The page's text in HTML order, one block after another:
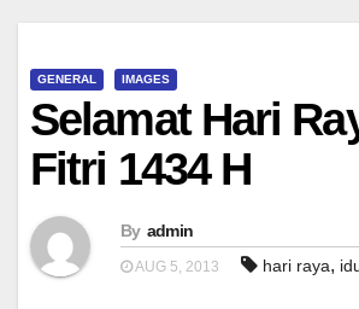
GENERAL IMAGES
Selamat Hari
Fitri 1434 H
By admin
AUG 5, 2013 hari raya,